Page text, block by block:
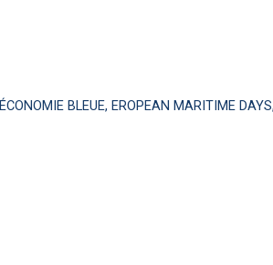
ÉCONOMIE BLEUE, EROPEAN MARITIME DAYS,